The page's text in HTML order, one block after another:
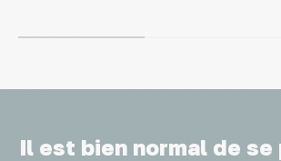
Il est bien normal de se